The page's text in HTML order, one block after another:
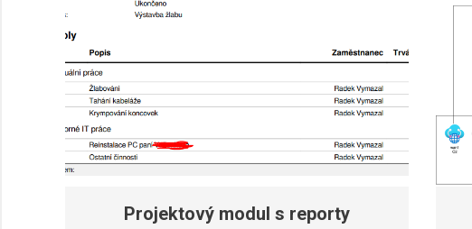
Projektový modul s reporty